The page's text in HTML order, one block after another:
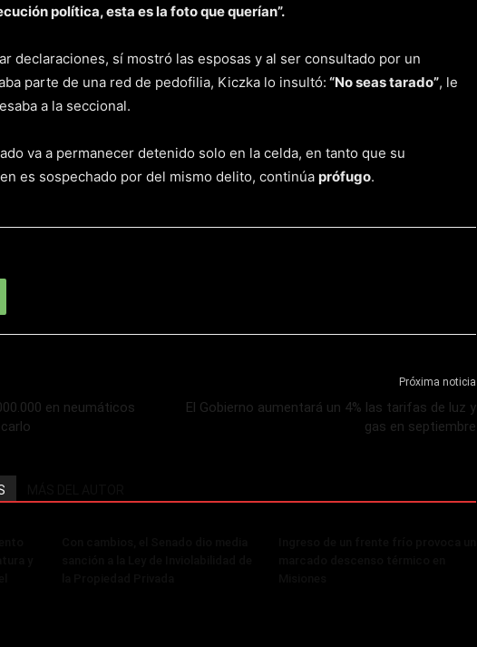
política, esta es la foto que querían”.
declaraciones, sí mostró las esposas y al ser consultado por un
parte de una red de pedofilia, Kiczka lo insultó: “No seas tarado”, le
a la seccional.
va a permanecer detenido solo en la celda, en tanto que su
es sospechado por del mismo delito, continúa prófugo.
en neumáticos
Próxima noticia
El Gobierno aumentará un 4% las tarifas de luz y
gas en septiembre